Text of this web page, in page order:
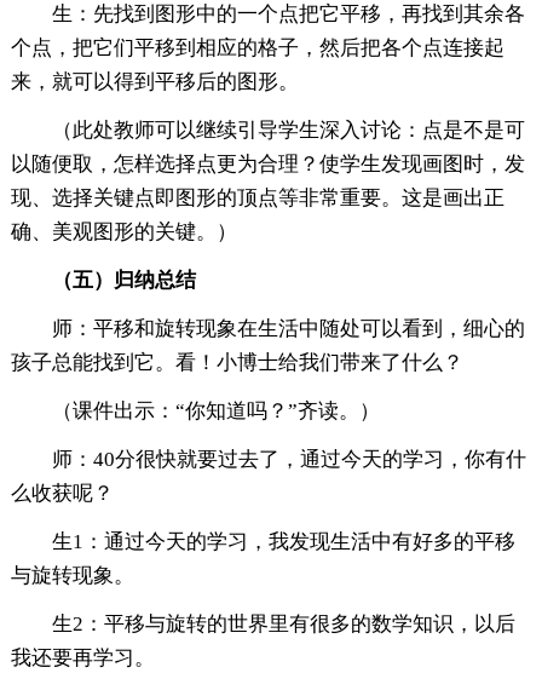
生：先找到图形中的一个点把它平移，再找到其余各
个点，把它们平移到相应的格子，然后把各个点连接起
来，就可以得到平移后的图形。
（此处教师可以继续引导学生深入讨论：点是不是可
以随便取，怎样选择点更为合理？使学生发现画图时，发
现、选择关键点即图形的顶点等非常重要。这是画出正
确、美观图形的关键。）
（五） 归纳总结
师：平移和旋转现象在生活中随处可以看到，细心的
孩子总能找到它。看！小博士给我们带来了什么？
（课件出示：“你知道吗？”齐读。）
师：40分很快就要过去了，通过今天的学习，你有什
么收获呢？
生1：通过今天的学习，我发现生活中有好多的平移
与旋转现象。
生2：平移与旋转的世界里有很多的数学知识，以后
我还要再学习。